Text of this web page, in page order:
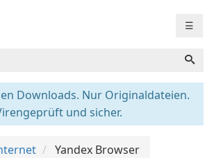
☰
Downloads. Nur Originaldateien.
und sicher.
Yandex Browser